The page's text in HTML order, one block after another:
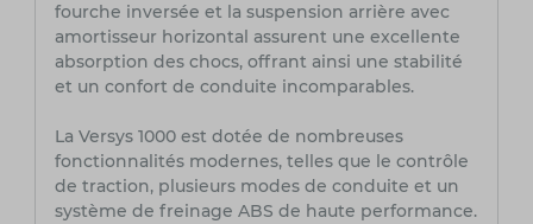
fourche inversée et la suspension arrière avec
amortisseur horizontal assurent une excellente
absorption des chocs, offrant ainsi une stabilité
et un confort de conduite incomparables.
La Versys 1000 est dotée de nombreuses
fonctionnalités modernes, telles que le contrôle
de traction, plusieurs modes de conduite et un
système de freinage ABS de haute performance.